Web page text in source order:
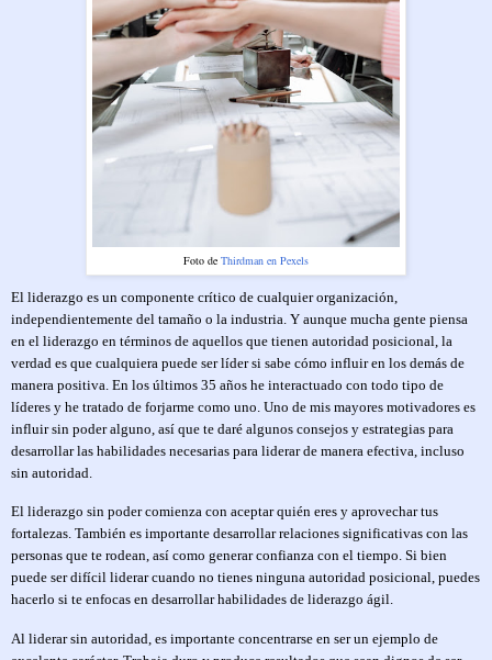
Foto de Thirdman en Pexels
El liderazgo es un componente crítico de cualquier organización,
independientemente del tamaño o la industria. Y aunque mucha gente piensa
en el liderazgo en términos de aquellos que tienen autoridad posicional, la
verdad es que cualquiera puede ser líder si sabe cómo influir en los demás de
manera positiva. En los últimos 35 años he interactuado con todo tipo de
líderes y he tratado de forjarme como uno. Uno de mis mayores motivadores es
influir sin poder alguno, así que te daré algunos consejos y estrategias para
desarrollar las habilidades necesarias para liderar de manera efectiva, incluso
sin autoridad.
El liderazgo sin poder comienza con aceptar quién eres y aprovechar tus
fortalezas. También es importante desarrollar relaciones significativas con las
personas que te rodean, así como generar confianza con el tiempo. Si bien
puede ser difícil liderar cuando no tienes ninguna autoridad posicional, puedes
hacerlo si te enfocas en desarrollar habilidades de liderazgo ágil.
Al liderar sin autoridad, es importante concentrarse en ser un ejemplo de